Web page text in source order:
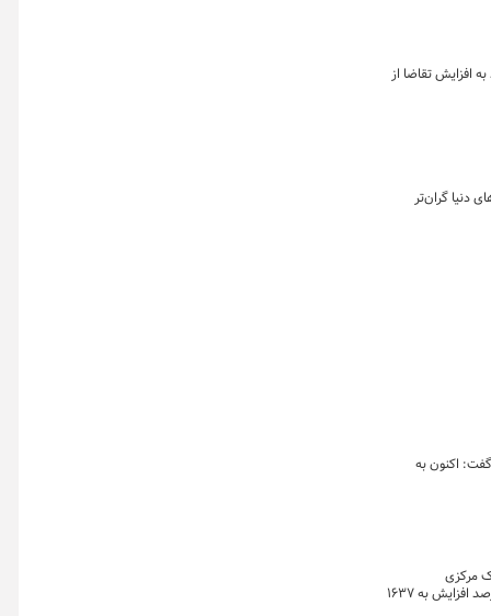
افزایش تقاضا از
دنیا گران‌تر
گفت: اکنون به
بانک مرکزی
آمریکا قیمت طلا را تحت فشار قرار داده‌است. طلا با ۰.۴ درصد کاهش به ۱۶۳۴ دلار و ۷۵ سنت رسیده بود، اما قیمت هر اونس طلا در حال حاضر با ۰.۲۷ درصد افزایش به ۱۶۳۷